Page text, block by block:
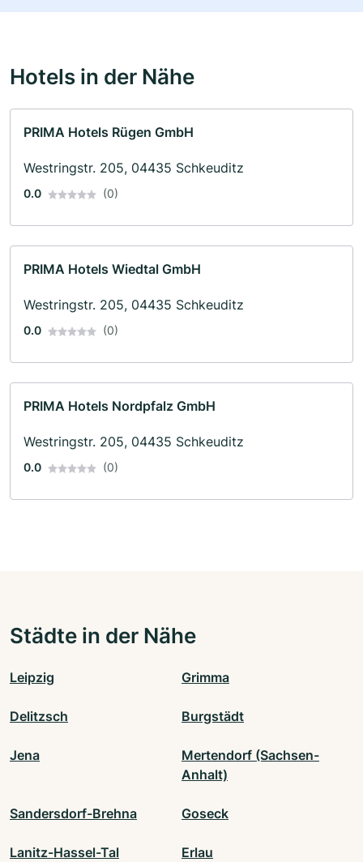
Hotels in der Nähe
PRIMA Hotels Rügen GmbH
Westringstr. 205, 04435 Schkeuditz
0.0 (0)
PRIMA Hotels Wiedtal GmbH
Westringstr. 205, 04435 Schkeuditz
0.0 (0)
PRIMA Hotels Nordpfalz GmbH
Westringstr. 205, 04435 Schkeuditz
0.0 (0)
Städte in der Nähe
Leipzig Grimma
Delitzsch Burgstädt
Jena
Mertendorf (Sachsen-
Anhalt)
Sandersdorf-Brehna Goseck
Lanitz-Hassel-Tal Erlau